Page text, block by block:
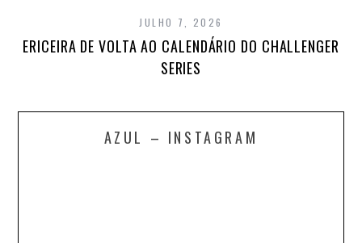
JULHO 7, 2026
ERICEIRA DE VOLTA AO CALENDÁRIO DO CHALLENGER
SERIES
AZUL – INSTAGRAM